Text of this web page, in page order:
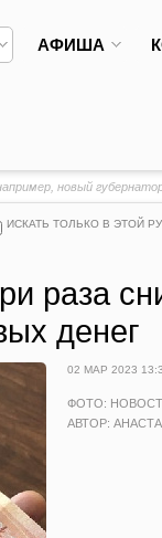
АФИША
ИСКАТЬ ТОЛЬКО В ЭТОЙ
раза
денег
02 МАР 2023
ФОТО:
АВТОР: